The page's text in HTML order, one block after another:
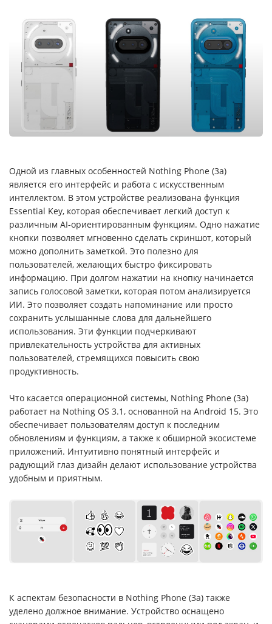
Одной из главных особенностей Nothing Phone (3a)
является его интерфейс и работа с искусственным
интеллектом. В этом устройстве реализована функция
Essential Key, которая обеспечивает легкий доступ к
различным AI-ориентированным функциям. Одно нажатие
кнопки позволяет мгновенно сделать скриншот, который
можно дополнить заметкой. Это полезно для
пользователей, желающих быстро фиксировать
информацию. При долгом нажатии на кнопку начинается
запись голосовой заметки, которая потом анализируется
ИИ. Это позволяет создать напоминание или просто
сохранить услышанные слова для дальнейшего
использования. Эти функции подчеркивают
привлекательность устройства для активных
пользователей, стремящихся повысить свою
продуктивность.
Что касается операционной системы, Nothing Phone (3a)
работает на Nothing OS 3.1, основанной на Android 15. Это
обеспечивает пользователям доступ к последним
обновлениям и функциям, а также к обширной экосистеме
приложений. Интуитивно понятный интерфейс и
радующий глаз дизайн делают использование устройства
удобным и приятным.
К аспектам безопасности в Nothing Phone (3a) также
уделено должное внимание. Устройство оснащено